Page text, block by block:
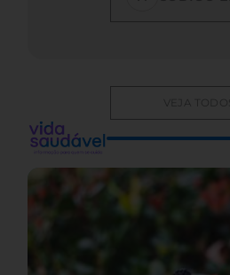
VEJA TODOS